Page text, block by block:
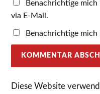
Benachrichtige
via E-Mail.
Benachrichtige
Diese Website